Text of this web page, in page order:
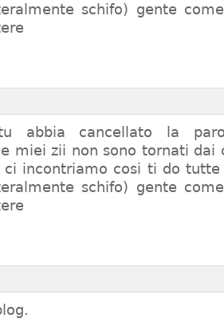
schifo) gente
abbia cancellato la
miei zii non sono tornati dai
ci incontriamo cosi ti do tutte
schifo) gente